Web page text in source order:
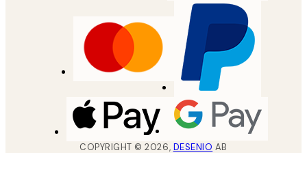
COPYRIGHT ©2026, DESENIO AB